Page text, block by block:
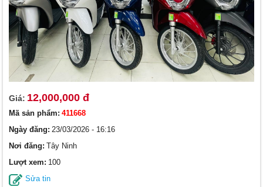
Giá: 12,000,000 đ
Mã sản phẩm: 411668
Ngày đăng: 23/03/2026 - 16:16
Nơi đăng: Tây Ninh
Lượt xem: 100
Sửa tin